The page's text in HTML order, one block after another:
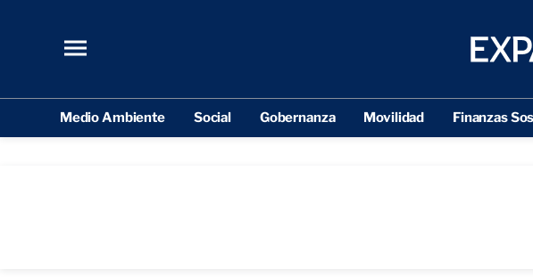
Medio Ambiente Social Gobernanza Movilidad Finanzas